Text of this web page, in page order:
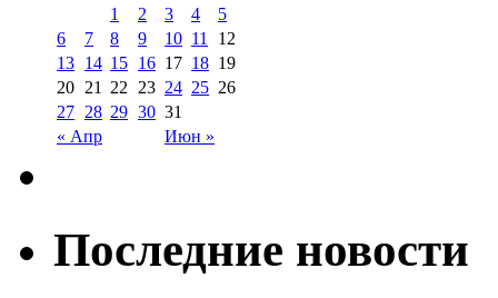
« Апр Июн »
1 2 3 4
5
6
7 8 9 10 11
12
13 14 15 16 17 18 19
20 21 22 23 24 25 26
27 28 29 30 31
Последние новости